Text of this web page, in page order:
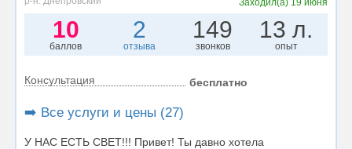
10
баллов
2
отзыва
149
звонков
13 л.
опыт
Консультация бесплатно
➡️ Все услуги и цены (27)
У НАС ЕСТЬ СВЕТ!!! Привет! Ты давно хотела